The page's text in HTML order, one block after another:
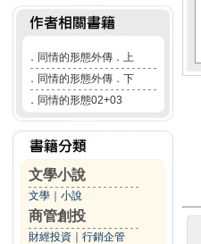
． 同情的形態外傳．上
． 同情的形態外傳．下
． 同情的形態02+03
文學小說
文學 小說
商管創投
財經投資 行銷企管